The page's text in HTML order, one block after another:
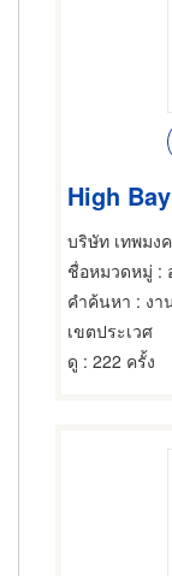
High
บริษัท เทพมง
ชื่อหมวดหมู่ :
คำค้นหา : งา
เขตประเวศ
ดู : 222 ครั้ง